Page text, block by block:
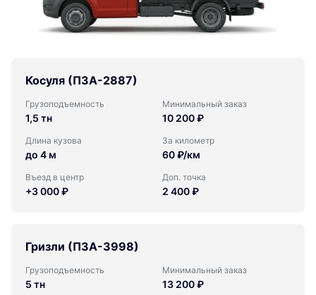
Косуля (ПЗА-2887)
Грузоподъемность
1,5 тн
Минимальный заказ
10 200 ₽
Длина кузова
до 4 м
За километр
60 ₽/км
Въезд в центр
+3 000 ₽
Доп. точка
2 400 ₽
Гризли (ПЗА-3998)
Грузоподъемность
5 тн
Минимальный заказ
13 200 ₽